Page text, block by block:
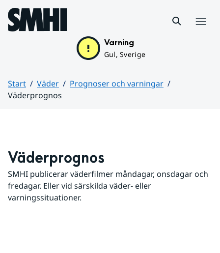
Hoppa till sidans innehåll
Varning
Gul, Sverige
Start Väder
Prognoser och varningar
Väderprognos
Väderprognos
SMHI publicerar väderfilmer måndagar, onsdagar och
fredagar. Eller vid särskilda väder- eller
varningssituationer.